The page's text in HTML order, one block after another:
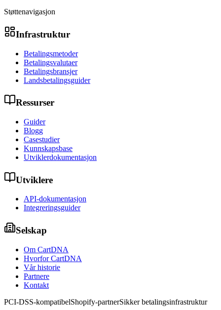
Støttenavigasjon
Infrastruktur
Betalingsmetoder
Betalingsvalutaer
Betalingsbransjer
Landsbetalingsguider
Ressurser
Guider
Blogg
Casestudier
Kunnskapsbase
Utviklerdokumentasjon
Utviklere
API-dokumentasjon
Integreringsguider
Selskap
Om CartDNA
Hvorfor CartDNA
Vår historie
Partnere
Kontakt
PCI-DSS-kompatibelShopify-partnerSikker betalingsinfrastruktur